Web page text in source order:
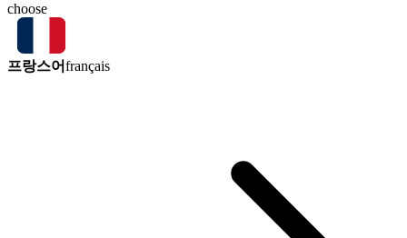
choose
프랑스어français